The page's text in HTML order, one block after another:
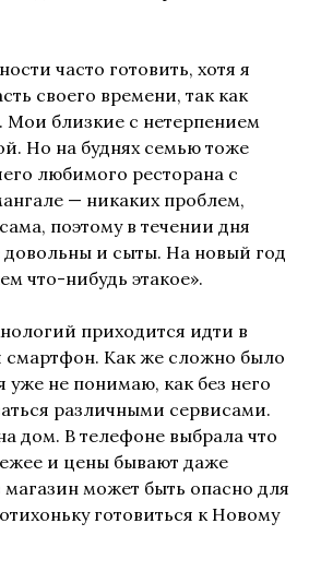
часто готовить, хотя я
своего времени, так как
Мои близкие с нетерпением
Но на буднях семью тоже
любимого ресторана с
— никаких проблем,
поэтому в течении дня
довольны и сыты. На новый год
что-нибудь этакое».
приходится идти в
смартфон. Как же сложно было
уже не понимаю, как без него
различными сервисами.
дом. В телефоне выбрала что
и цены бывают даже
может быть опасно для
готовиться к Новому